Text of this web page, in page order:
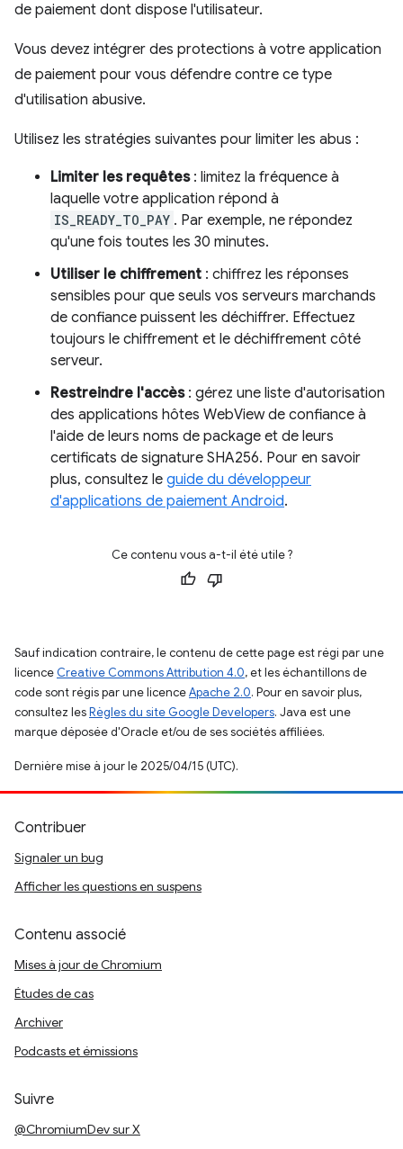
de paiement dont dispose l'utilisateur.
Vous devez intégrer des protections à votre application
de paiement pour vous défendre contre ce type
d'utilisation abusive.
Utilisez les stratégies suivantes pour limiter les abus :
Limiter les requêtes: limitez la fréquence à
laquelle votre application répond à
IS_READY_TO_PAY . Par exemple, ne répondez
qu'une fois toutes les 30 minutes.
Utiliser le chiffrement : chiffrez les réponses
sensibles pour que seuls vos serveurs marchands
de confiance puissent les déchiffrer. Effectuez
toujours le chiffrement et le déchiffrement côté
serveur.
Restreindre l'accès: gérez une liste d'autorisation
des applications hôtes WebView de confiance à
l'aide de leurs noms de package et de leurs
certificats de signature SHA256. Pour en savoir
plus, consultez le guide du développeur
d'applications de paiement Android.
Ce contenu vous a-t-il été utile ?
Sauf indication contraire, le contenu de cette page est régi par une
licence Creative Commons Attribution 4.0, et les échantillons de
code sont régis par une licenceApache 2.0. Pour en savoir plus,
consultez lesRègles du site Google Developers. Java est une
marque déposée d'Oracle et/ou de ses sociétés affiliées.
Dernière mise à jour le 2025/04/15 (UTC).
Contribuer
Signaler un bug
Afficher les questions en suspens
Contenu associé
Mises à jour de Chromium
Études de cas
Archiver
Podcasts et émissions
Suivre
@ChromiumDev sur X